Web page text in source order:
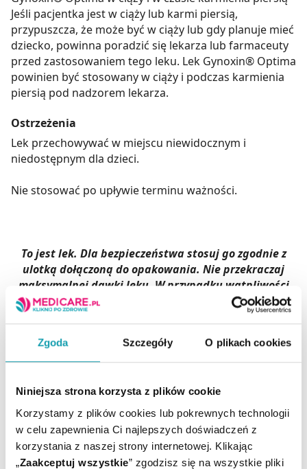
Zgoda Szczegóły O plikach cookies
Niniejsza strona korzysta z plików cookie
Korzystamy z plików cookies lub pokrewnych technologii
w celu zapewnienia Ci najlepszych doświadczeń z
korzystania z naszej strony internetowej. Klikając
„Zaakceptuj wszystkie” zgodzisz się na wszystkie pliki
Jeśli pacjentka jest w ciąży lub karmi piersią,
przypuszcza, że może być w ciąży lub gdy planuje mieć
dziecko, powinna poradzić się lekarza lub farmaceuty
przed zastosowaniem tego leku. Lek Gynoxin® Optima
powinien być stosowany w ciąży i podczas karmienia
piersią pod nadzorem lekarza.
Ostrzeżenia
Lek przechowywać w miejscu niewidocznym i
niedostępnym dla dzieci.
Nie stosować po upływie terminu ważności.
To jest lek. Dla bezpieczeństwa stosuj go zgodnie z
ulotką dołączoną do opakowania. Nie przekraczaj
maksymalnej dawki leku. W przypadku wątpliwości
skonsultuj się z lekarzem lub farmaceutą.
PYTANIA KLIENTÓW I ODPOWIEDZI FARMACEUTY
Czy dostanę Gynoxin bez recepty?
Tak, bez recepty dostępny jest Gynoxin Optima w
postaci kapsułek dopochwowych. Zwykły Gynoxin
można kupić dopiero po okazaniu recepty lekarskiej.
Gynoxin na receptę ma formę kremu dopochwowego i